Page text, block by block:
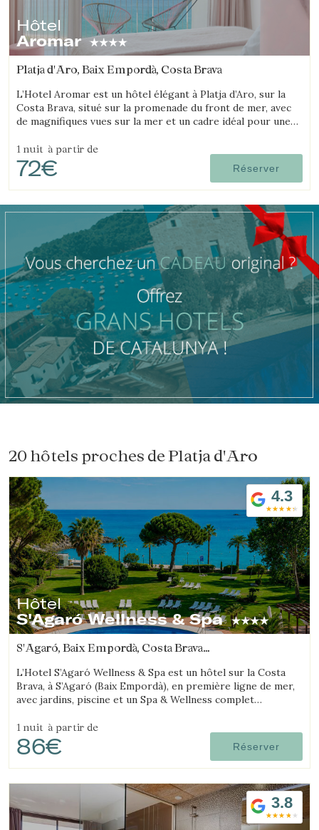
Vérifier le code de réservation
Hôtel
Aromar
Platja d'Aro, Baix Empordà, Costa Brava
L’Hotel Aromar est un hôtel élégant à Platja d’Aro, sur la
Costa Brava, situé sur la promenade du front de mer, avec
de magnifiques vues sur la mer et un cadre idéal pour une
1 nuit à partir de
72€ Réserver
20 hôtels proches dePlatja d'Aro
4.3
Hôtel
S'Agaró Wellness & Spa
S'Agaró, Baix Empordà, Costa Brava
L’Hotel S’Agaró Wellness & Spa est un hôtel sur la Costa
Brava, à S’Agaró (Baix Empordà), en première ligne de mer,
avec jardins, piscine et un Spa & Wellness complet
1 nuit à partir de
86€ Réserver
3.8